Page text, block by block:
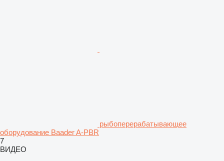
рыбоперерабатывающее
оборудование Baader A-PBR
7
ВИДЕО